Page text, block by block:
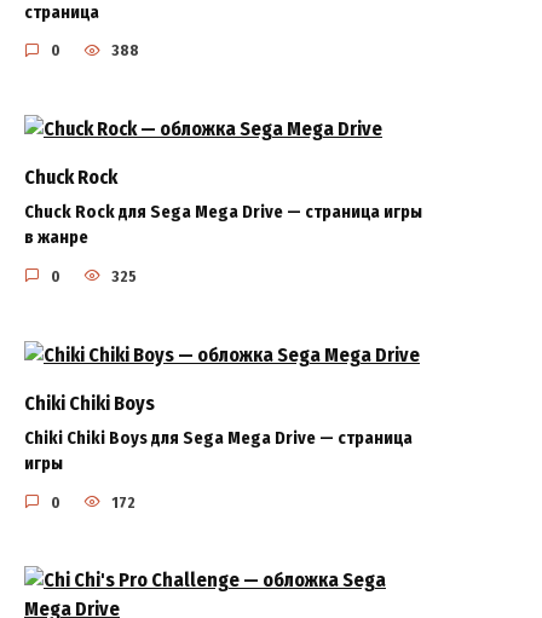
страница
0 388
Chuck Rock
Chuck Rock для Sega Mega Drive — страница игры
в жанре
0 325
Chiki Chiki Boys
Chiki Chiki Boys для Sega Mega Drive — страница
игры
0 172